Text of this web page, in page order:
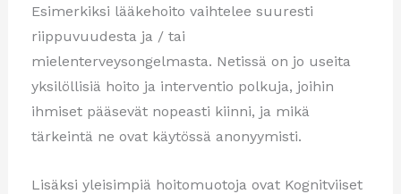
Esimerkiksi lääkehoito vaihtelee suuresti
riippuvuudesta ja / tai
mielenterveysongelmasta. Netissä on jo useita
yksilöllisiä hoito ja interventio polkuja, joihin
ihmiset pääsevät nopeasti kiinni, ja mikä
tärkeintä ne ovat käytössä anonyymisti.
Lisäksi yleisimpiä hoitomuotoja ovat Kognitviiset